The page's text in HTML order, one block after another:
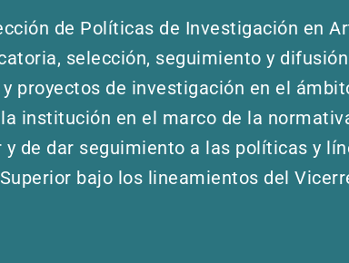
de Políticas de Investigación en
selección, seguimiento y
proyectos de investigación en el
institución en el marco de la
y de dar seguimiento a las políticas y
bajo los lineamientos del